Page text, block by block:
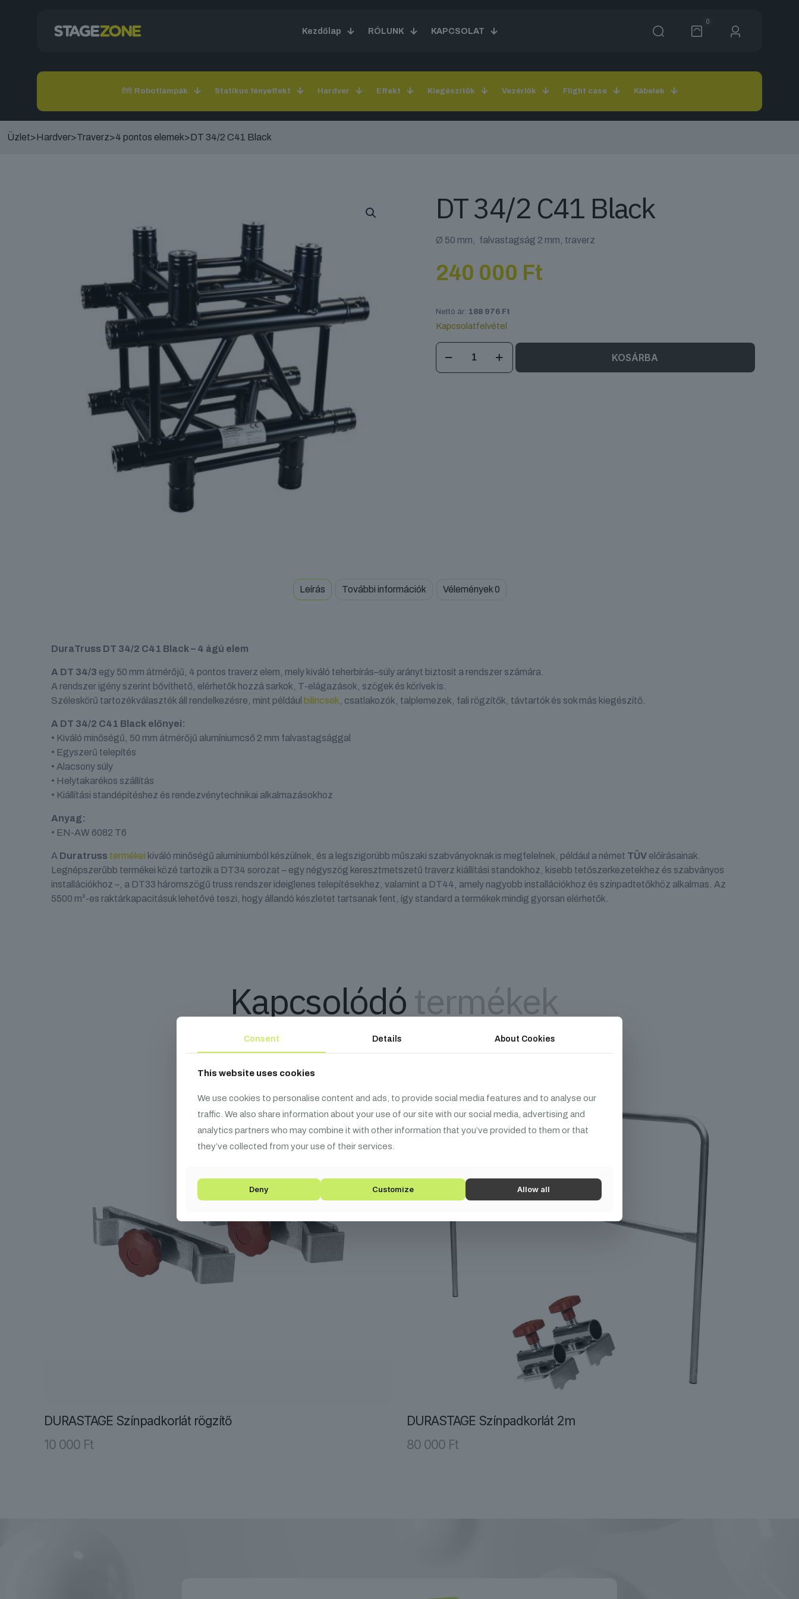
Kezdőlap RÓLUNK KAPCSOLAT
0
Robotlámpák Statikus fényeffekt Hardver Effekt Kiegészítők Vezérlők Flight case Kábelek
Üzlet>Hardver>Traverz>4 pontos elemek>DT 34/2 C41 Black
DT 34/2 C41 Black
Ø 50 mm, falvastagság 2 mm, traverz
240 000 Ft
Nettó ár: 188 976 Ft
Kapcsolatfelvétel
DT
KOSÁRBA
Leírás További információk Vélemények0
DuraTruss DT 34/2 C41 Black – 4 ágú elem
A DT 34/3 egy 50 mm átmérőjű, 4 pontos traverz elem, mely kiváló teherbírás–súly arányt biztosít a rendszer számára.
A rendszer igény szerint bővíthető, elérhetők hozzá sarkok, T-elágazások, szögek és körívek is.
Széleskörű tartozékválaszték áll rendelkezésre, mint például bilincsek , csatlakozók, talplemezek, fali rögzítők, távtartók és sok más kiegészítő.
A DT 34/2 C41 Black előnyei:
• Kiváló minőségű, 50 mm átmérőjű alumíniumcső 2 mm falvastagsággal
• Egyszerű telepítés
• Alacsony súly
• Helytakarékos szállítás
• Kiállítási standépítéshez és rendezvénytechnikai alkalmazásokhoz
Anyag:
• EN-AW 6082 T6
A Duratruss termékei kiváló minőségű alumíniumból készülnek, és a legszigorúbb műszaki szabványoknak is megfelelnek, például a német TÜVelőírásainak.
Legnépszerűbb termékei közé tartozik a DT34 sorozat – egy négyszög keresztmetszetű traverz kiállítási standokhoz, kisebb tetőszerkezetekhez és szabványos
installációkhoz –, a DT33 háromszögű truss rendszer ideiglenes telepítésekhez, valamint a DT44, amely nagyobb installációkhoz és színpadtetőkhöz alkalmas. Az
5500 m²-es raktárkapacitásuk lehetővé teszi, hogy állandó készletet tartsanak fent, így standard a termékek mindig gyorsan elérhetők.
Kapcsolódótermékek
DURASTAGE Színpadkorlát rögzítő
10 000 Ft
DURASTAGE Színpadkorlát 2m
80 000 Ft
Consent Details About Cookies
This website uses cookies
We use cookies to personalise content and ads, to provide social media features and to analyse our
traffic. We also share information about your use of our site with our social media, advertising and
analytics partners who may combine it with other information that you’ve provided to them or that
they’ve collected from your use of their services.
Deny Customize Allow all